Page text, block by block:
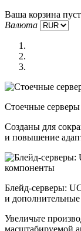
Ваша корзина
Валюта
Стоечные
Созданы для
и повышение
Блейд-серверы:
и
Увеличьте
масштабируемой